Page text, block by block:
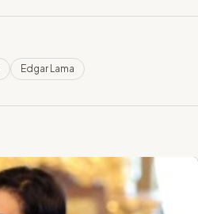
Edgar Lama